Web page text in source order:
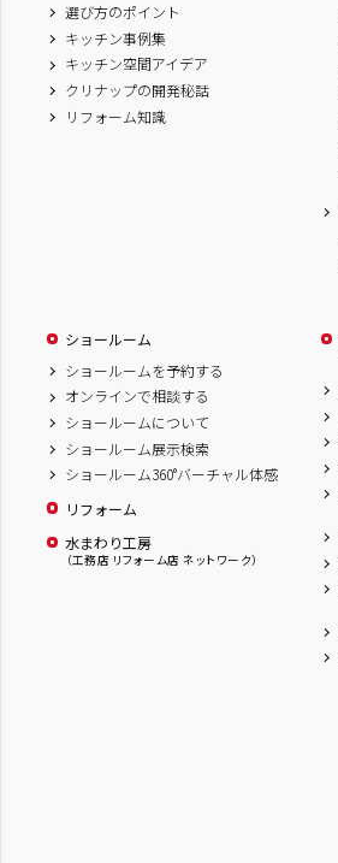
選び方のポイント
キッチン事例集
キッチン空間アイデア
クリナップの開発秘話
リフォーム知識
ショールーム
ショールームを予約する
オンラインで相談する
ショールームについて
ショールーム展示検索
ショールーム360°バーチャル体感
リフォーム
水まわり工房
（工務店 リフォーム店 ネットワーク）